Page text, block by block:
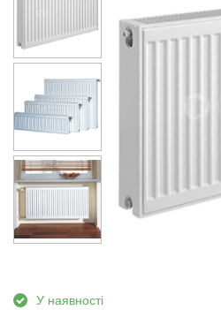
У наявності